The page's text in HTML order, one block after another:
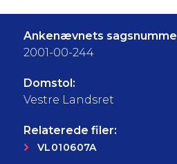
Ankenævnets
2001-00-244
Domstol:
Vestre Landsret
Relaterede filer:
VL010607A